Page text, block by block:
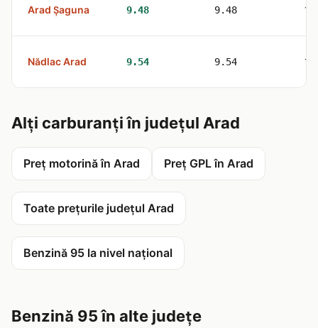
Arad Șaguna 9.48 9.48 1
Nădlac Arad 9.54 9.54 1
Alți carburanți în județul Arad
Preț motorină în Arad Preț GPL în Arad
Toate prețurile județul Arad
Benzină 95 la nivel național
Benzină 95 în alte județe